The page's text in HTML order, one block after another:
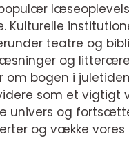
Kulturelle
teatre og
og litterære
bogen i
som et vigtigt
univers og
og vække vores